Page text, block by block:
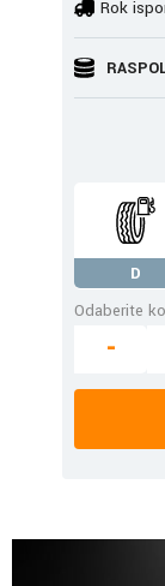
Rok
D
Odaberite
-